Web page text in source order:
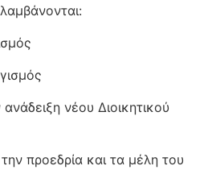
νέου Διοικητικού
προεδρία και τα μέλη του